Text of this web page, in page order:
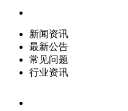
新闻资讯
最新公告
常见问题
行业资讯